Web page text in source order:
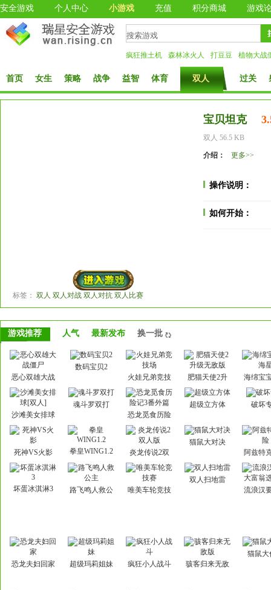
安全游戏 个人中心 小游戏 充值 积分商城 游戏
疯狂推土机 森林冰火人 打豆豆 植物大战
首页 女生 策略 战争 益智 体育 双人 过关
宝贝坦克
双人 56.5 KB
介绍： 更多>>
操作说明：
如何开始：
标签： 双人 双人对战 双人对抗 双人比赛
游戏推荐 人气 最新发布 换一批
恶心双雄大战
数码宝贝2
火娃兄弟竞技
肥猫天使2升
海绵宝
沙滩美女排球
魂斗罗双打
恐龙觅食历险
超级立方体 破坏
死神VS火影 拳皇WING1.2
炎龙传说2双
猫鼠大对决
阿兹特
坏蛋冰淇淋3
路飞鸣人救公
唯美车轮竞技
双人扫地雷
流浪汉
恐龙夫妇回家 超级玛莉姐妹 疯狂小人战斗
骇客归来无敌
猫鼠大